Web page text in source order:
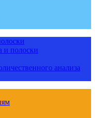
и полоски
анализа